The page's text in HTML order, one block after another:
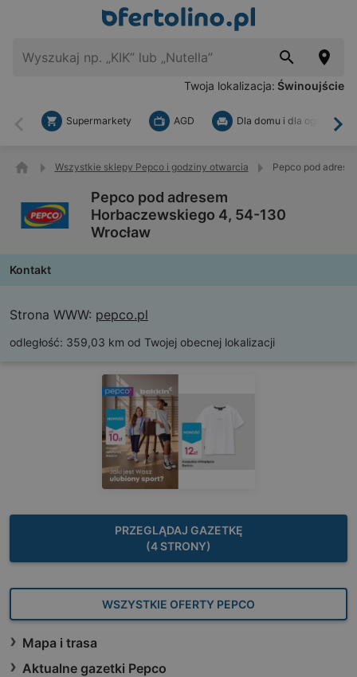
Twoja lokalizacja: Świnoujście
Wstecz
Supermarkety AGD Dla domu i dla ogrodu
Wszystkie sklepy Pepco i godziny otwarcia Pepco pod
Pepco pod adresem
Horbaczewskiego 4, 54-130
Wrocław
Kontakt
Strona WWW: pepco.pl
odległość: 359,03 km od Twojej obecnej lokalizacji
PRZEGLĄDAJ GAZETKĘ
(4 STRONY)
WSZYSTKIE OFERTY PEPCO
Mapa i trasa
Aktualne gazetki Pepco